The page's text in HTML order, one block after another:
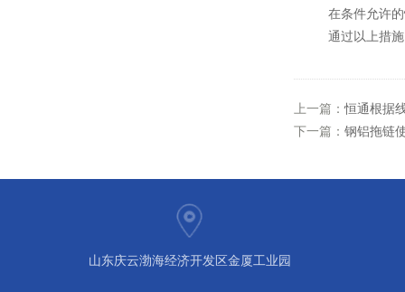
在条件允许
通过以上措
上一篇：恒通根据
下一篇： 钢铝拖链
山东庆云渤海经济开发区金厦工业园